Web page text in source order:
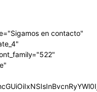
en contacto"